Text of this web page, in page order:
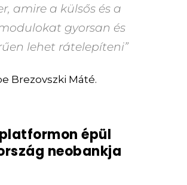
amire a külsős és a
gyorsan és
lehet rátelepíteni”
Brezovszki Máté.
épül
neobankja